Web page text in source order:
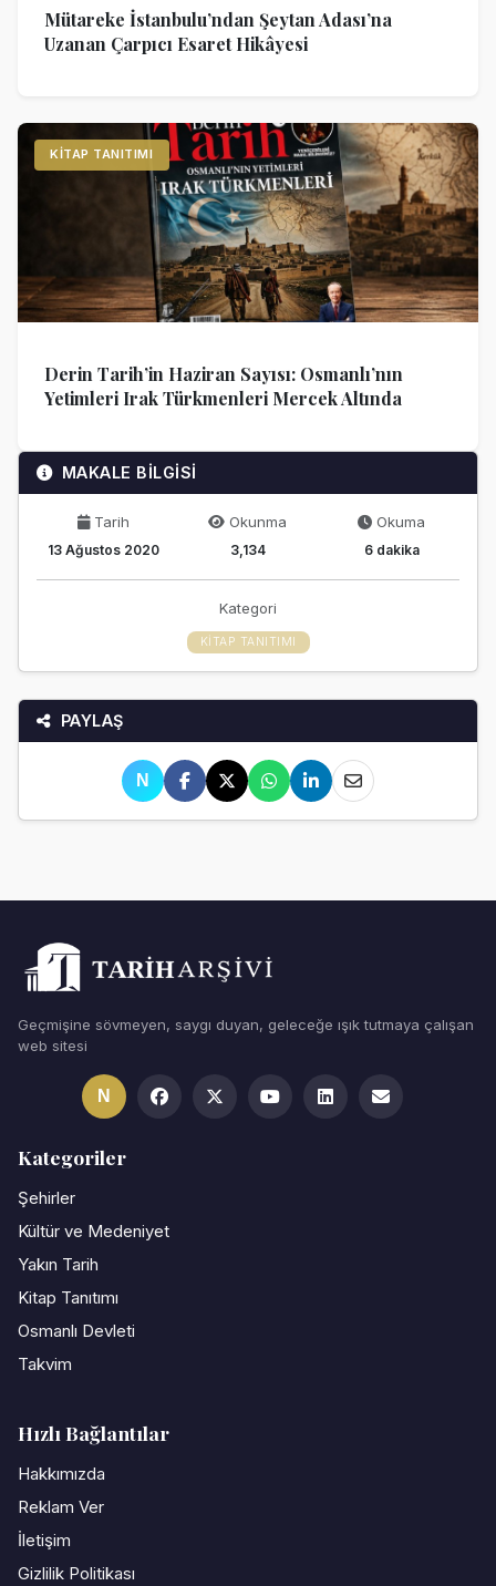
Mütareke İstanbulu’ndan Şeytan Adası’na
Uzanan Çarpıcı Esaret Hikâyesi
KITAP TANITIMI
Derin Tarih’in Haziran Sayısı: Osmanlı’nın
Yetimleri Irak Türkmenleri Mercek Altında
MAKALE BİLGİSİ
Tarih
13 Ağustos 2020
Okunma
3,134
Okuma
6 dakika
Kategori
KITAP TANITIMI
PAYLAŞ
N
Geçmişine sövmeyen, saygı duyan, geleceğe ışık tutmaya çalışan
web sitesi
N
Kategoriler
Şehirler
Kültür ve Medeniyet
Yakın Tarih
Kitap Tanıtımı
Osmanlı Devleti
Takvim
Hızlı Bağlantılar
Hakkımızda
Reklam Ver
İletişim
Gizlilik Politikası